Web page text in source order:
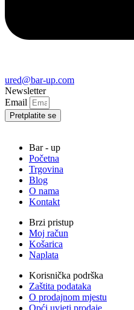
ured@bar-up.com
Newsletter
Email
Pretplatite se
Bar - up
Početna
Trgovina
Blog
O nama
Kontakt
Brzi pristup
Moj račun
Košarica
Naplata
Korisnička podrška
Zaštita podataka
O prodajnom mjestu
Opći uvjeti prodaje